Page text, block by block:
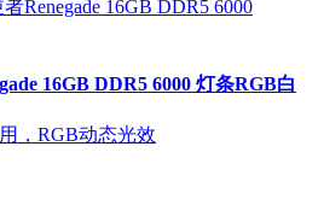
16GB DDR5 6000 灯条RGB白
，RGB动态光效